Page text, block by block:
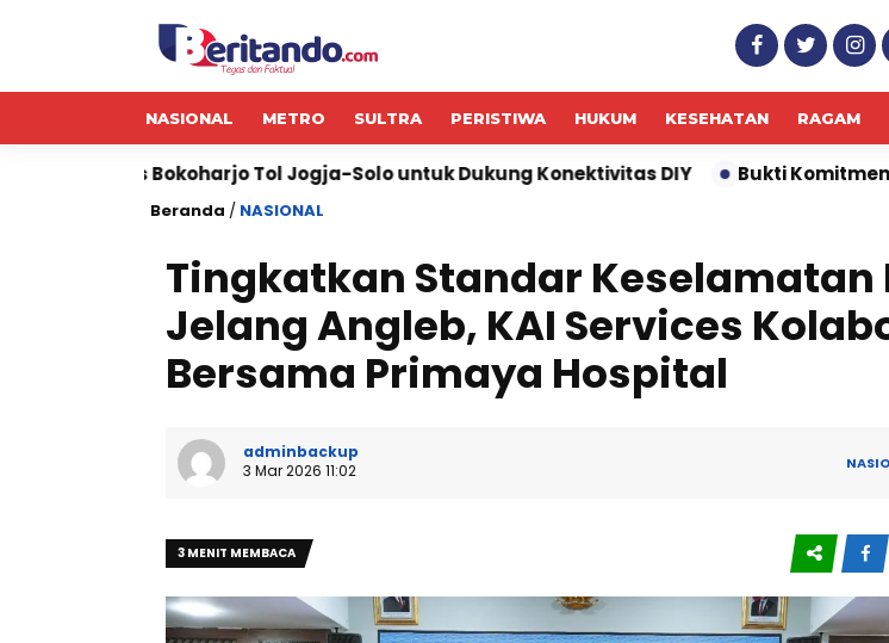
NASIONAL METRO SULTRA PERISTIWA HUKUM KESEHATAN RAGAM
Tol Jogja-Solo untuk Dukung Konektivitas DIY Bukti Komitmen Keberlanjutan,
Beranda / NASIONAL
Tingkatkan Standar Keselamatan
Jelang Angleb, KAI Services
Bersama Primaya Hospital
adminbackup
3 Mar 2026 11:02
3 MENIT MEMBACA